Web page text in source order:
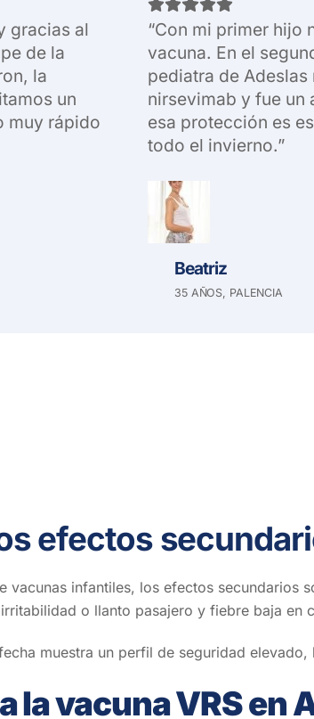
gracias al
de la
la
un
muy rápido
“Con mi primer hijo
vacuna. En el
pediatra de
nirsevimab y fue un
esa protección es
todo el invierno.”
Beatriz
35 AÑOS, PALENCIA
efectos
vacunas infantiles, los efectos secundarios
rritabilidad o llanto pasajero y fiebre baja en
muestra un perfil de seguridad
la vacuna VRS en